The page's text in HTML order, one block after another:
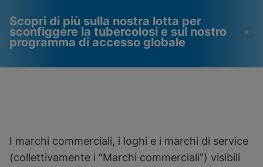
Scopri di più sulla nostra lotta per
sconfiggere la tubercolosi e sul nostro
programma di accesso globale
Si prega di notare:
L'attivazione dei
cookie funzionali aggiornerà queste
impostazioni per tutti i cookie
Visualizza e aggiorna le tue impostazioni dei
I marchi commerciali, i loghi e i marchi di service
(collettivamente i “Marchi commerciali”) visibili